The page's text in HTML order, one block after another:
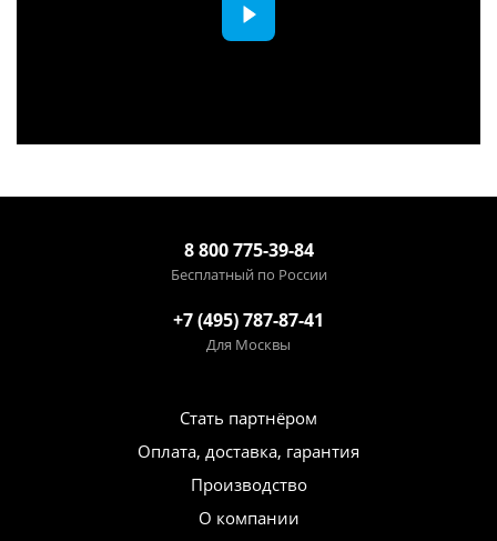
8 800 775-39-84
Бесплатный по России
+7 (495) 787-87-41
Для Москвы
Стать партнёром
Оплата, доставка, гарантия
Производство
О компании